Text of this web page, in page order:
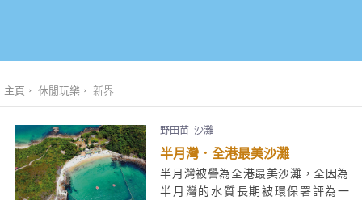
主頁 休閒玩樂 新界
野田苗 沙灘
半月灣．全港最美沙灘
半月灣被譽為全港最美沙灘，全因為
半月灣的水質長期被環保署評為一